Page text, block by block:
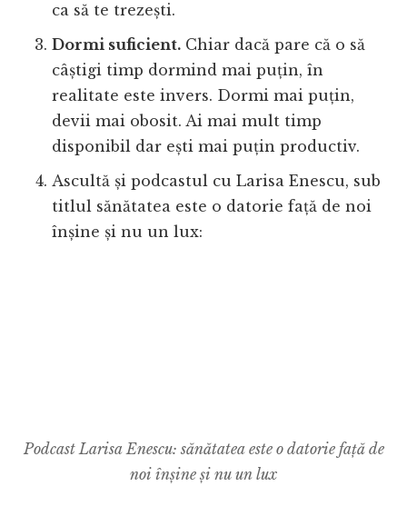
ca să te trezești.
Dormi suficient. Chiar dacă pare că o să
câștigi timp dormind mai puțin, în
realitate este invers. Dormi mai puțin,
devii mai obosit. Ai mai mult timp
disponibil dar ești mai puțin productiv.
Ascultă și podcastul cu Larisa Enescu, sub
titlul sănătatea este o datorie față de noi
înșine și nu un lux:
Podcast Larisa Enescu: sănătatea este o datorie față de
noi înșine și nu un lux